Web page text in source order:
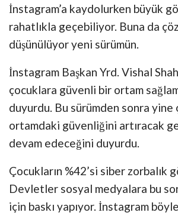
İnstagram’a kaydolurken büyük
rahatlıkla geçebiliyor. Buna da
düşünülüyor yeni sürümün.
İnstagram Başkan Yrd. Vishal
çocuklara güvenli bir ortam
duyurdu. Bu sürümden sonra yine
ortamdaki güvenliğini artıracak
devam edeceğini duyurdu.
Çocukların %42’si siber zorbalık
Devletler sosyal medyalara bu
için baskı yapıyor. İnstagram